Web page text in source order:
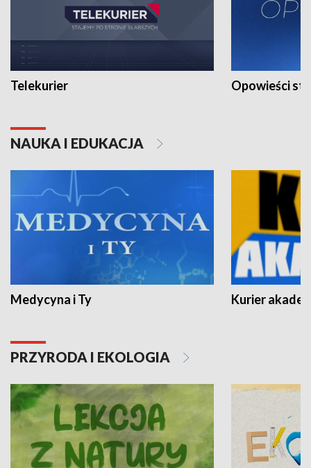
Telekurier Opowieści
NAUKA I EDUKACJA
Medycyna i Ty Kurier
PRZYRODA I EKOLOGIA